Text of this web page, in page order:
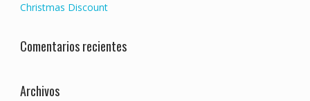
Christmas Discount
Comentarios recientes
Archivos